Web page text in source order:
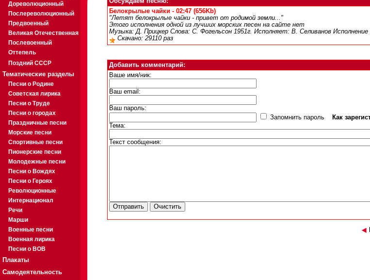
Дореволюционный
Послереволюционный
Предвоенный
Великая Отечественная
Послевоенный
Оттепель
Поздний СССР
Тематические разделы
Песни о Родине
Советская лирика
Песни о Труде
Песни о городах
Праздничные песни
Морские песни
Спортивные песни
Пионерские песни
Молодежные песни
Песни о Вождях
Песни о Героях
Революционные
Интернационал
Речи
Марши
Военные песни
Военная лирика
Песни о ВОВ
Плакаты
Самодеятельность
Белокрылые чайки - 02:47 (656Kb)
"Летят белокрылые чайки - привет от родимой земли..."
Этого исполнения одной из лучших морских песен на сайте нет
Музыка: Д. Прицкер Слова: С. Фогельсон 1951г. Исполняет: В. Селиванов Исполнение
Скачано: 29110 раз
Добавить комментарий:
Ваше имя/ник:
Ваш email:
Ваш пароль:
Запомнить пароль
Как
Тема:
Текст сообщения: